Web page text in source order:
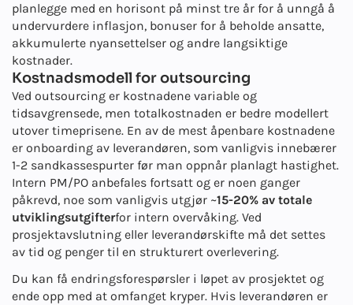
planlegge med en horisont på minst tre år for å unngå å
undervurdere inflasjon, bonuser for å beholde ansatte,
akkumulerte nyansettelser og andre langsiktige
kostnader.
Kostnadsmodell for outsourcing
Ved outsourcing er kostnadene variable og
tidsavgrensede, men totalkostnaden er bedre modellert
utover timeprisene. En av de mest åpenbare kostnadene
er onboarding av leverandøren, som vanligvis innebærer
1-2 sandkassespurter før man oppnår planlagt hastighet.
Intern PM/PO anbefales fortsatt og er noen ganger
påkrevd, noe som vanligvis utgjør ~15-20% av totale
utviklingsutgifterfor intern overvåking. Ved
prosjektavslutning eller leverandørskifte må det settes
av tid og penger til en strukturert overlevering.
Du kan få endringsforespørsler i løpet av prosjektet og
ende opp med at omfanget kryper. Hvis leverandøren er